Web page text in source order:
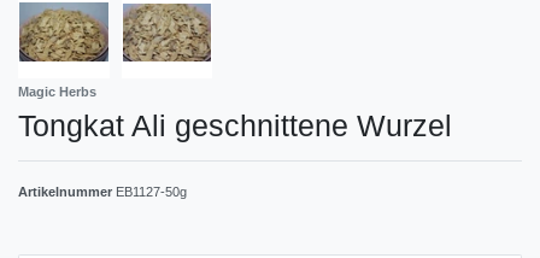
Magic Herbs
Tongkat Ali geschnittene Wurzel
Artikelnummer EB1127-50g